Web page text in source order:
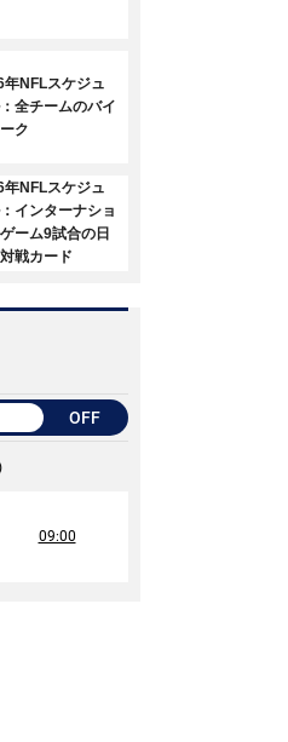
年NFLスケジュ
全チームのバイ
ク
年NFLスケジュ
インターナショ
ーム9試合の日
戦カード
OFF
09:00